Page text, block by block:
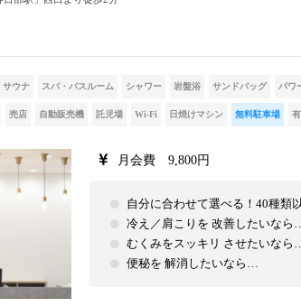
サウナ スパ・バスルーム シャワー 岩盤浴 サンドバッグ パワ
売店 自動販売機 託児場 Wi-Fi 日焼けマシン 無料駐車場
月会費 9,800円
自分に合わせて選べる！40種類
冷え／肩こりを 改善したいなら
むくみをスッキリ させたいなら
便秘を 解消したいなら…